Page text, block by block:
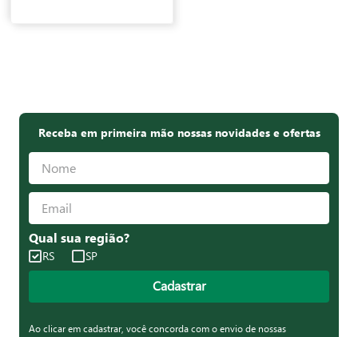
Receba em primeira mão nossas novidades e ofertas
Qual sua região?
RS SP
Cadastrar
Ao clicar em cadastrar, você concorda com o envio de nossas